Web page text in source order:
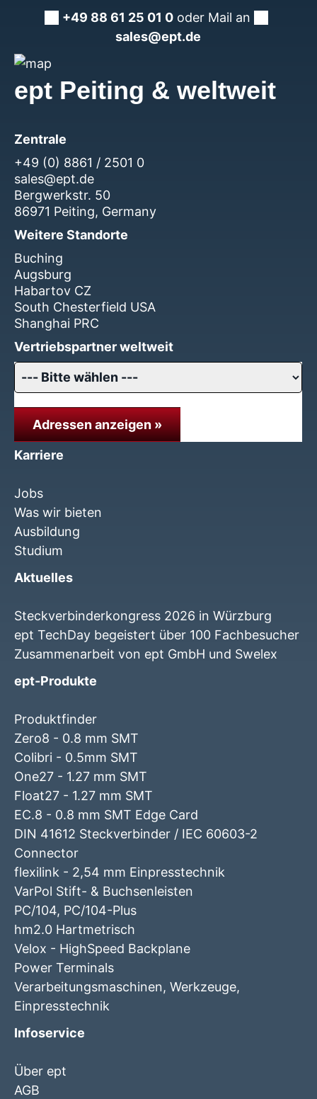
+49 88 61 25 01 0 oder Mail an
sales@ept.de
ept Peiting & weltweit
Zentrale
+49 (0) 8861 / 2501 0
sales@ept.de
Bergwerkstr. 50
86971 Peiting, Germany
Weitere Standorte
Buching
Augsburg
Habartov CZ
South Chesterfield USA
Shanghai PRC
Vertriebspartner weltweit
Adressen anzeigen »
Karriere
Jobs
Was wir bieten
Ausbildung
Studium
Aktuelles
Steckverbinderkongress 2026 in Würzburg
ept TechDay begeistert über 100 Fachbesucher
Zusammenarbeit von ept GmbH und Swelex
ept-Produkte
Produktfinder
Zero8 - 0.8 mm SMT
Colibri - 0.5mm SMT
One27 - 1.27 mm SMT
Float27 - 1.27 mm SMT
EC.8 - 0.8 mm SMT Edge Card
DIN 41612 Steckverbinder / IEC 60603-2
Connector
flexilink - 2,54 mm Einpresstechnik
VarPol Stift- & Buchsenleisten
PC/104, PC/104-Plus
hm2.0 Hartmetrisch
Velox - HighSpeed Backplane
Power Terminals
Verarbeitungsmaschinen, Werkzeuge,
Einpresstechnik
Infoservice
Über ept
AGB